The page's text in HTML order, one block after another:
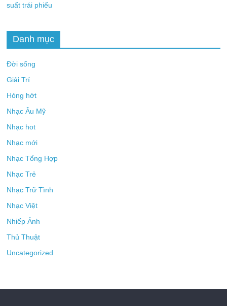
suất trái phiếu
Danh mục
Đời sống
Giải Trí
Hóng hớt
Nhạc Âu Mỹ
Nhạc hot
Nhạc mới
Nhạc Tổng Hợp
Nhạc Trẻ
Nhạc Trữ Tình
Nhạc Việt
Nhiếp Ảnh
Thủ Thuật
Uncategorized